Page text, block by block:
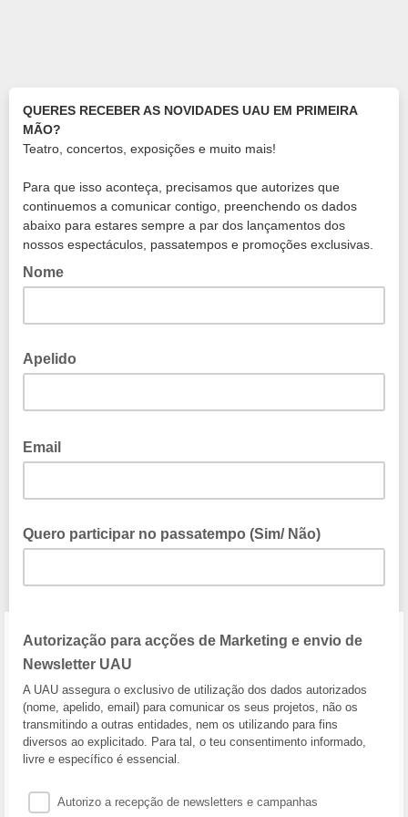
QUERES RECEBER AS NOVIDADES UAU EM PRIMEIRA
MÃO?
Teatro, concertos, exposições e muito mais!
Para que isso aconteça, precisamos que autorizes que
continuemos a comunicar contigo, preenchendo os dados
abaixo para estares sempre a par dos lançamentos dos
nossos espectáculos, passatempos e promoções exclusivas.
Nome
Apelido
Email
Quero participar no passatempo (Sim/ Não)
Autorização para acções de Marketing e envio de
Newsletter UAU
A UAU assegura o exclusivo de utilização dos dados autorizados
(nome, apelido, email) para comunicar os seus projetos, não os
transmitindo a outras entidades, nem os utilizando para fins
diversos ao explicitado. Para tal, o teu consentimento informado,
livre e específico é essencial.
Autorizo a recepção de newsletters e campanhas